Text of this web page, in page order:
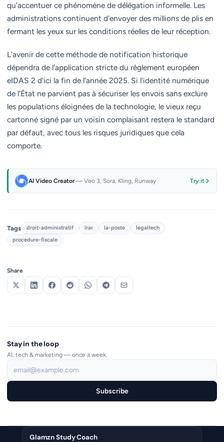
qu'accentuer ce phénomène de délégation informelle. Les
administrations continuent d'envoyer des millions de plis en
fermant les yeux sur les conditions réelles de leur réception.
L'avenir de cette méthode de notification historique
dépendra de l'application stricte du règlement européen
eIDAS 2 d'ici la fin de l'année 2025. Si l'identité numérique
de l'État ne parvient pas à sécuriser les envois sans exclure
les populations éloignées de la technologie, le vieux reçu
cartonné signé par un voisin complaisant restera le standard
par défaut, avec tous les risques juridiques que cela
comporte.
AI Video Creator— Veo 3, Sora, Kling, Runway Try it
Tags droit-administratif lrar la-poste
legaltech
procedure-fiscale
Share
Stay in the loop
AI, tech & marketing — once a week.
Subscribe
Glamzn Study Coach